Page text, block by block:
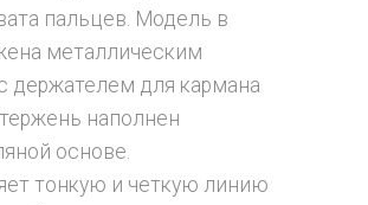
пальцев. Модель в
металлическим
держателем для кармана
наполнен
основе.
тонкую и четкую линию